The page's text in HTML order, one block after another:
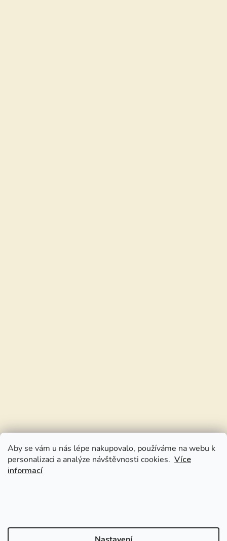
Aby se vám u nás lépe nakupovalo, používáme na webu k
personalizaci a analýze návštěvnosti cookies. Více
informací